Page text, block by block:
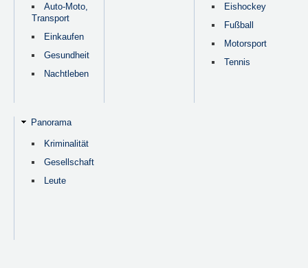
Auto-Moto,
Transport
Einkaufen
Gesundheit
Nachtleben
Eishockey
Fußball
Motorsport
Tennis
Panorama
Kriminalität
Gesellschaft
Leute